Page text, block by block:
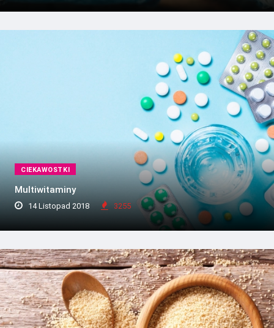
CIEKAWOSTKI
Multiwitaminy
14 Listopad 2018 3255